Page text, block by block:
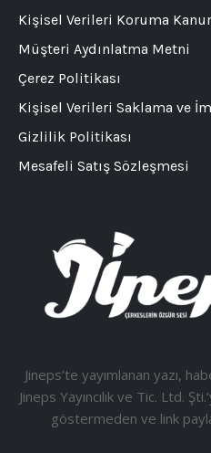
Jineps’te yayımlanan yazı,
Jineps Yayıncılık ve Tic. Ltd.
göstermeden ve link
Kişisel Verileri Koruma
Müşteri Aydınlatma Metni
Çerez Politikası
Kişisel Verileri Saklama ve
Gizlilik Politikası
Mesafeli Satış Sözleşmesi